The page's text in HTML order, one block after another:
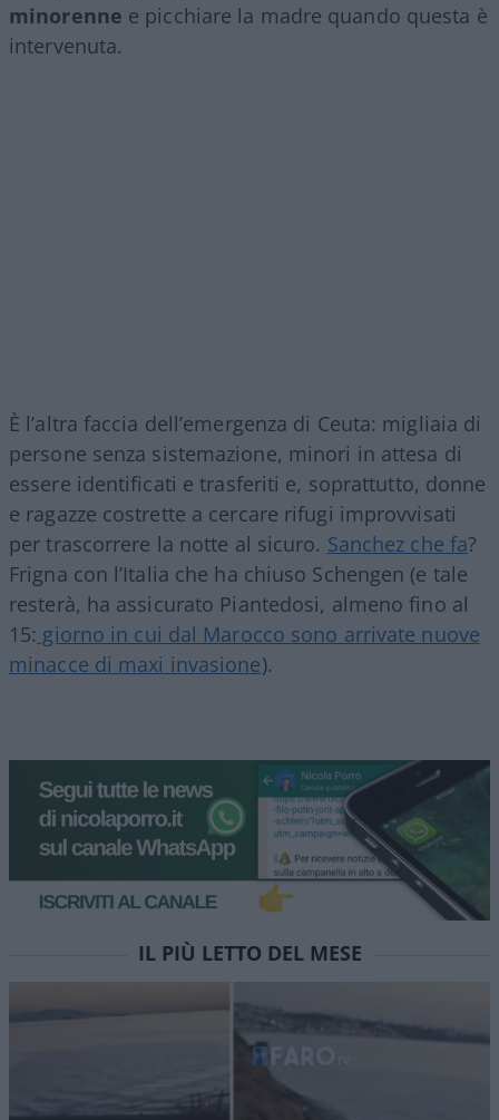
minorenne e picchiare la madre quando questa è
intervenuta.
È l’altra faccia dell’emergenza di Ceuta: migliaia di
persone senza sistemazione, minori in attesa di
essere identificati e trasferiti e, soprattutto, donne
e ragazze costrette a cercare rifugi improvvisati
per trascorrere la notte al sicuro. Sanchez che fa?
Frigna con l’Italia che ha chiuso Schengen (e tale
resterà, ha assicurato Piantedosi, almeno fino al
15: giorno in cui dal Marocco sono arrivate nuove
minacce di maxi invasione).
IL PIÙ LETTO DEL MESE